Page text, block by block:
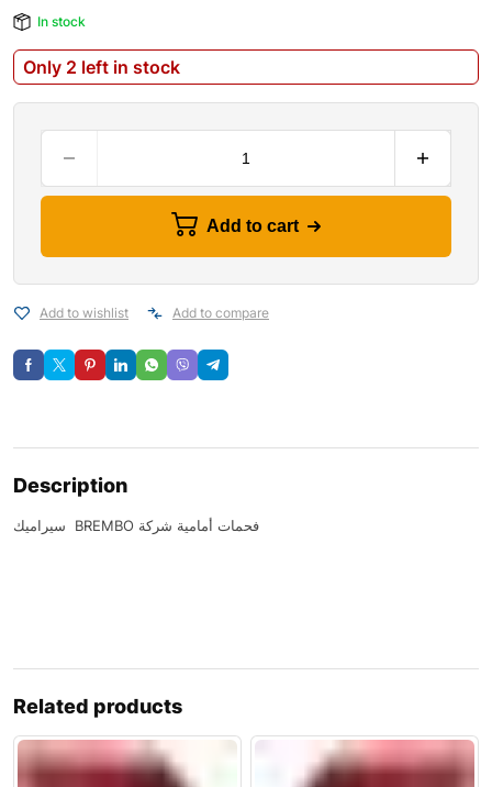
In stock
Only 2 left in stock
Add to cart
Add to wishlist Add to compare
Description
سيراميك BREMBO فحمات أمامية شركة
Related products